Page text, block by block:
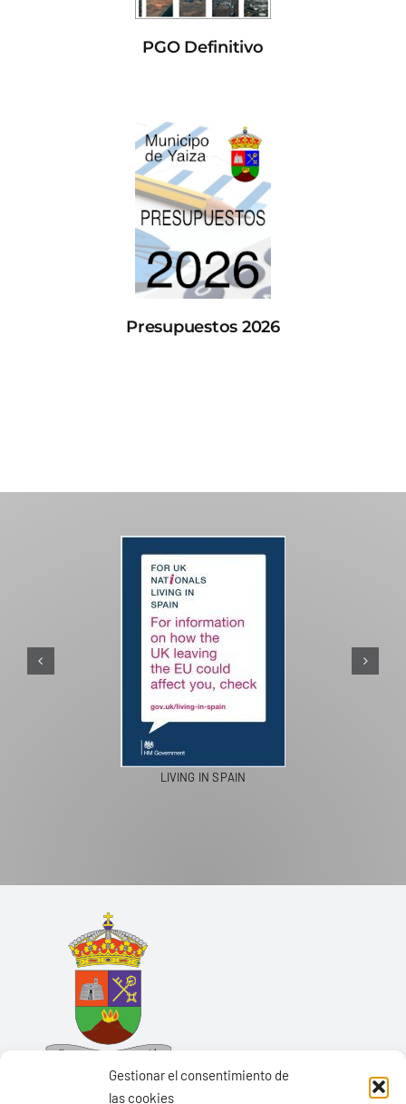
Gestionar el consentimiento de
las cookies
PGO Definitivo
Presupuestos 2026
LIVING IN SPAIN